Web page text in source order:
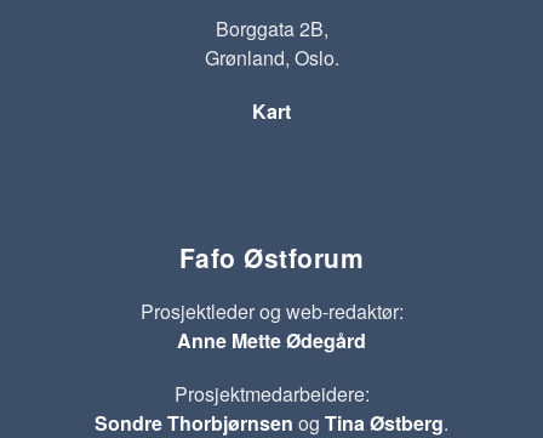
Borggata 2B,
Grønland, Oslo.
Kart
Fafo Østforum
Prosjektleder og web-redaktør:
Anne Mette Ødegård
Prosjektmedarbeidere:
Sondre Thorbjørnsen og Tina Østberg.